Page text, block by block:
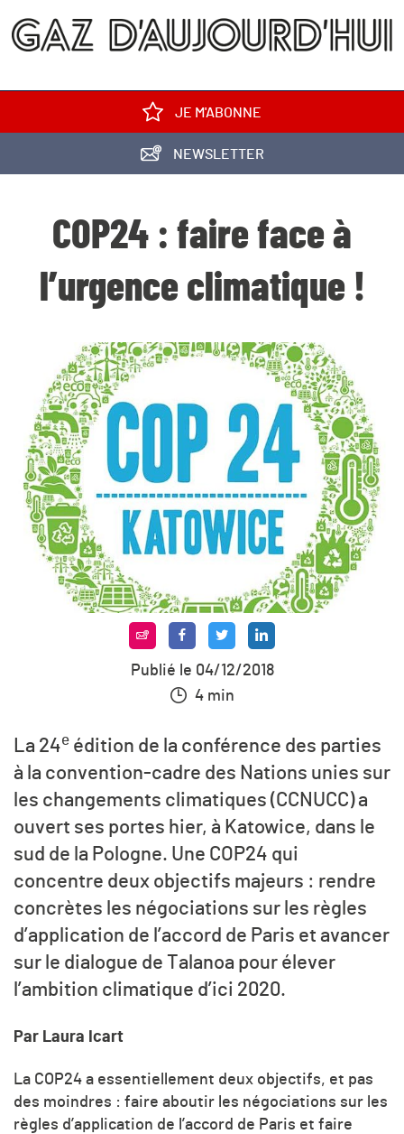
JE M'ABONNE
NEWSLETTER
COP24 : faire face à
l’urgence climatique !
Publié le 04/12/2018
4 min
La 24e édition de la conférence des parties
à la convention-cadre des Nations unies sur
les changements climatiques (CCNUCC) a
ouvert ses portes hier, à Katowice, dans le
sud de la Pologne. Une COP24 qui
concentre deux objectifs majeurs : rendre
concrètes les négociations sur les règles
d’application de l’accord de Paris et avancer
sur le dialogue de Talanoa pour élever
l’ambition climatique d’ici 2020.
Par Laura Icart
La COP24 a essentiellement deux objectifs, et pas
des moindres : faire aboutir les négociations sur les
règles d’application de l’accord de Paris et faire